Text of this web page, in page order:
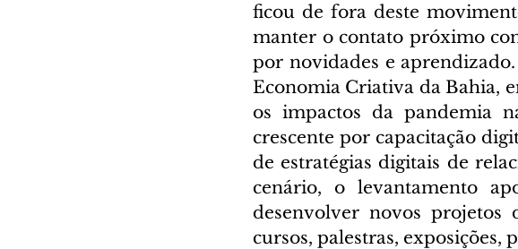
ficou de fora deste
manter o contato próximo
por novidades e
Economia Criativa da Bahia,
os impactos da pandemia
crescente por capacitação
de estratégias digitais de
cenário, o levantamento
desenvolver novos projetos
cursos, palestras, exposições,